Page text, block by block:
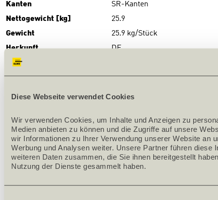
Diese Webseite verwendet Cookies
Wir verwenden Cookies, um Inhalte und Anzeigen zu
Medien anbieten zu können und die Zugriffe auf unsere
wir Informationen zu Ihrer Verwendung unserer Website an
Werbung und Analysen weiter. Unsere Partner führen diese
weiteren Daten zusammen, die Sie ihnen bereitgestellt
Nutzung der Dienste gesammelt haben.
Kanten
SR-Kanten
Nettogewicht [kg]
25.9
Gewicht
25.9 kg/Stück
Herkunft
DE
DOWNLOADS
Serienproduktion
Oberfläche: Melamin-CPL-Laminat belegt